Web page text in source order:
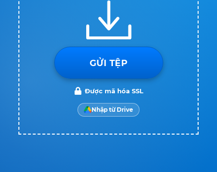
GỬI TỆP
Được mã hóa SSL
Nhập từ Drive